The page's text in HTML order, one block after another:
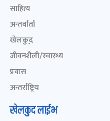
साहित्य
अन्तर्वार्ता
खेलकुद़़
जीवनशैली/स्वास्थ्य
प्रवास
अन्तर्राष्ट्रिय
खेलकुद लाईभ